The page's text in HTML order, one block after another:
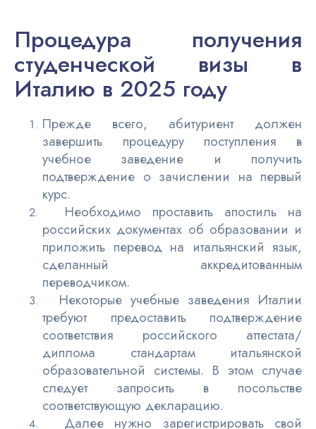
Процедура получения
студенческой визы в
Италию в 2025 году
Прежде всего, абитуриент должен
завершить процедуру поступления в
учебное заведение и получить
подтверждение о зачислении на первый
курс.
Необходимо проставить апостиль на
российских документах об образовании и
приложить перевод на итальянский язык,
сделанный аккредитованным
переводчиком.
Некоторые учебные заведения Италии
требуют предоставить подтверждение
соответствия российского аттестата/
диплома стандартам итальянской
образовательной системы. В этом случае
следует запросить в посольстве
соответствующую декларацию.
Далее нужно зарегистрировать свой